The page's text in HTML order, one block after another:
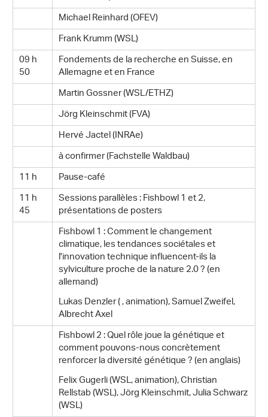
Michael Reinhard (OFEV)
Frank Krumm (WSL)
09 h
50
Fondements de la recherche en Suisse, en
Allemagne et en France
Martin Gossner (WSL/ETHZ)
Jörg Kleinschmit (FVA)
Hervé Jactel (INRAe)
à confirmer (Fachstelle Waldbau)
11 h
Pause-café
11 h
45
Sessions parallèles : Fishbowl 1 et 2,
présentations de posters
Fishbowl 1 : Comment le changement
climatique, les tendances sociétales et
l'innovation technique influencent-ils la
sylviculture proche de la nature 2.0 ? (en
allemand)
Lukas Denzler ( , animation), Samuel Zweifel,
Albrecht Axel
Fishbowl 2 : Quel rôle joue la génétique et
comment pouvons-nous concrètement
renforcer la diversité génétique ? (en anglais)
Felix Gugerli (WSL, animation), Christian
Rellstab (WSL), Jörg Kleinschmit, Julia Schwarz
(WSL)